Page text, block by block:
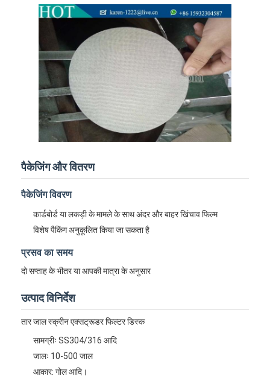
उत्पाद
हमारे बारे में
पैकेजिंग और वितरण
पैकेजिंग विवरण
कार्डबोर्ड या लकड़ी के मामले के साथ अंदर और बाहर खिंचाव फिल्म
विशेष पैकिंग अनुकूलित किया जा सकता है
प्रसव का समय
दो सप्ताह के भीतर या आपकी मात्रा के अनुसार
उत्पाद विनिर्देश
तार जाल स्क्रीन एक्सट्रूडर फिल्टर डिस्क
सामग्रीः SS304/316 आदि
जालः 10-500 जाल
आकार: गोल आदि।